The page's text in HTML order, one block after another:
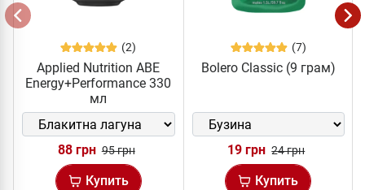
(2)
Applied Nutrition ABE
Energy+Performance 330
мл
88 грн 95 грн
Купить
(7)
Bolero Classic (9 грам)
19 грн 24 грн
Купить